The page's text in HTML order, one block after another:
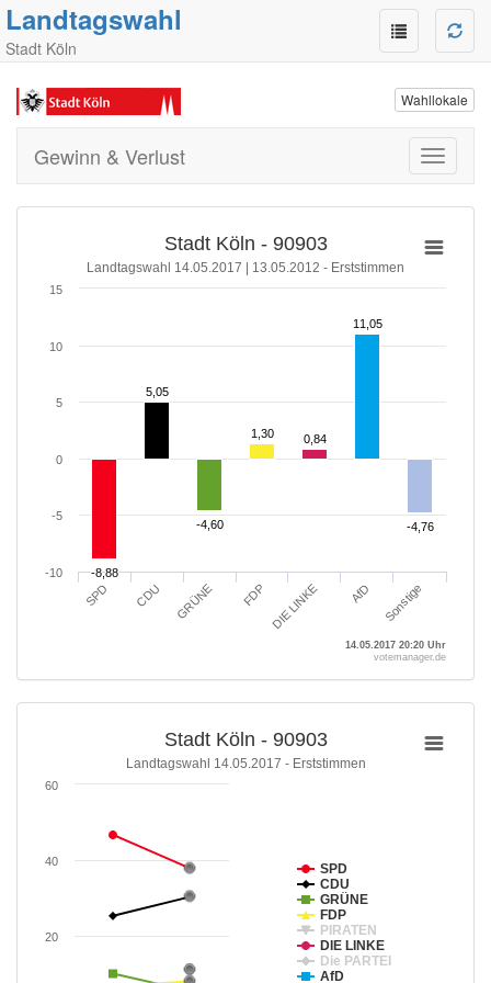
Landtagswahl
Stadt Köln
Wahllokale
Toggle
Gewinn & Verlust
14.05.2017 20:20 Uhr
Stadt Köln - 90903
Landtagswahl 14.05.2017 | 13.05.2012 - Erststimmen
-8,88
-8,88
5,05
5,05
-4,60
-4,60
1,30
1,30 0,84
0,84
11,05
11,05
-4,76
-4,76
SPD CDU GRÜNE FDP DIE LINKE AfD Sonstige
-10
-5
0
5
10
15
votemanager.de
Stadt Köln - 90903
Landtagswahl 14.05.2017 - Erststimmen
SPD
CDU
GRÜNE
FDP
PIRATEN
DIE LINKE
Die PARTEI
AfD
20
40
60